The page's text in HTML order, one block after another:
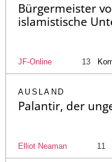
Bürgermeister
islamistische
JF-Online 13
AUSLAND
Palantir, der
Elliot Neaman 11